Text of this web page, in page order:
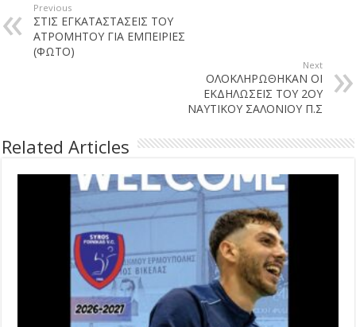
Previous
ΣΤΙΣ ΕΓΚΑΤΑΣΤΑΣΕΙΣ ΤΟΥ
ΑΤΡΟΜΗΤΟΥ ΓΙΑ ΕΜΠΕΙΡΙΕΣ
(ΦΩΤΟ)
Next
ΟΛΟΚΛΗΡΩΘΗΚΑΝ ΟΙ
ΕΚΔΗΛΩΣΕΙΣ ΤΟΥ 2ΟΥ
ΝΑΥΤΙΚΟΥ ΣΑΛΟΝΙΟΥ Π.Σ
Related Articles